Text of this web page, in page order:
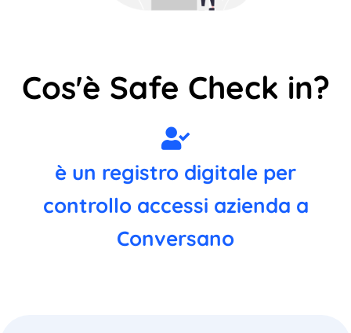
Cos'è Safe Check in?
è un registro digitale per
controllo accessi azienda a
Conversano